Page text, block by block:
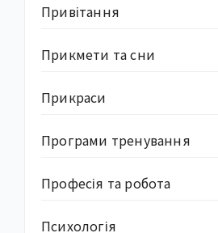
Привітання
Прикмети та сни
Прикраси
Програми тренування
Професія та робота
Психологія